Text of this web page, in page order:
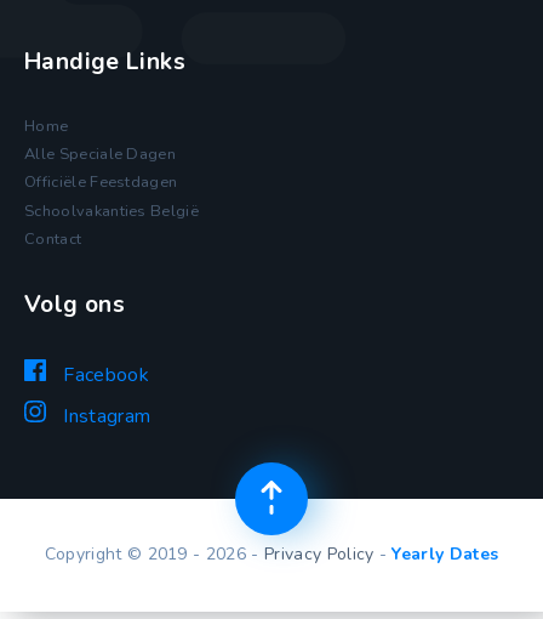
Handige Links
Home
Alle Speciale Dagen
Officiële Feestdagen
Schoolvakanties België
Contact
Volg ons
Facebook
Instagram
Copyright © 2019 - 2026 -Privacy Policy -Yearly Dates